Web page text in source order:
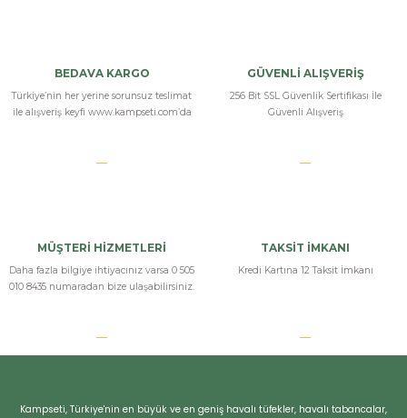
BEDAVA KARGO
Türkiye’nin her yerine sorunsuz teslimat
ile alışveriş keyfi www.kampseti.com’da
GÜVENLİ ALIŞVERİŞ
256 Bit SSL Güvenlik Sertifikası İle
Güvenli Alışveriş
MÜŞTERİ HİZMETLERİ
Daha fazla bilgiye ihtiyacınız varsa 0 505
010 8435 numaradan bize ulaşabilirsiniz.
TAKSİT İMKANI
Kredi Kartına 12 Taksit İmkanı
Kampseti, Türkiye'nin en büyük ve en geniş havalı tüfekler, havalı tabancalar,